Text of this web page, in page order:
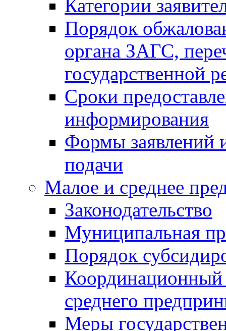
Категории
Порядок
органа ЗАГС,
государственной
Сроки
информирования
Формы заявлений
подачи
Малое и среднее
Законодательство
Муниципальная
Порядок
Координационный
среднего
Меры